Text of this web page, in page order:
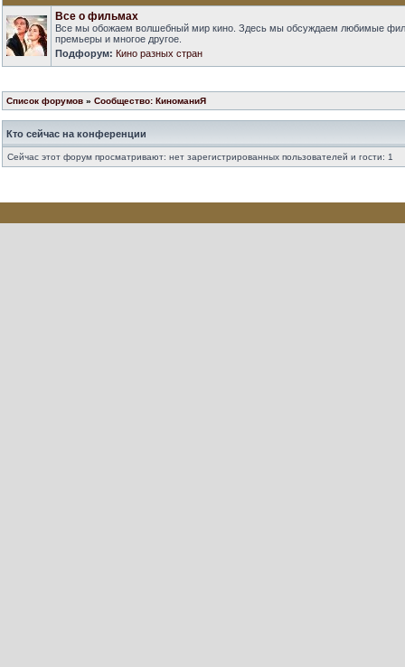
Все о фильмах
Все мы обожаем волшебный мир кино. Здесь мы обсуждаем любимые
премьеры и многое другое.
Подфорум: Кино разных стран
Список форумов » Сообщество: КиноманиЯ
Кто сейчас на конференции
Сейчас этот форум просматривают: нет зарегистрированных пользователей и гости: 1